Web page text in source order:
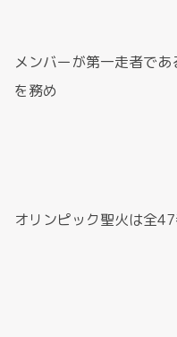
メンバーが第一走者で
を務め
オリンピック聖火は全